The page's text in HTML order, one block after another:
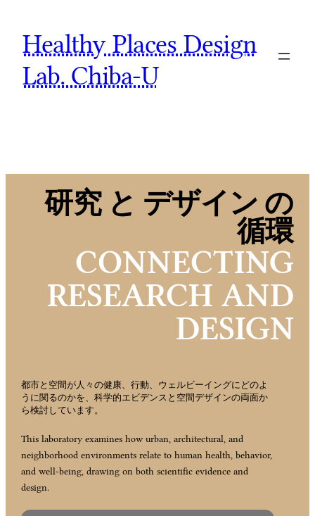
content
Healthy Places Design
Lab. Chiba-U
研究 と デザイン の
循環
CONNECTING
RESEARCH AND
DESIGN
都市と空間が人々の健康、行動、ウェルビーイングにどのよ
うに関るのかを、科学的エビデンスと空間デザインの両面か
ら検討しています。
This laboratory examines how urban, architectural, and
neighborhood environments relate to human health, behavior,
and well-being, drawing on both scientific evidence and
design.